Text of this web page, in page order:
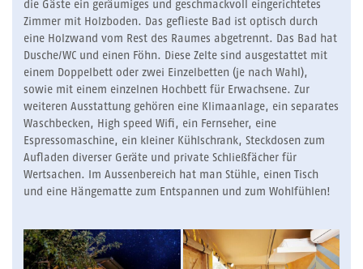
die Gäste ein geräumiges und geschmackvoll eingerichtetes
Zimmer mit Holzboden. Das geflieste Bad ist optisch durch
eine Holzwand vom Rest des Raumes abgetrennt. Das Bad hat
Dusche/WC und einen Föhn. Diese Zelte sind ausgestattet mit
einem Doppelbett oder zwei Einzelbetten (je nach Wahl),
sowie mit einem einzelnen Hochbett für Erwachsene. Zur
weiteren Ausstattung gehören eine Klimaanlage, ein separates
Waschbecken, High speed Wifi, ein Fernseher, eine
Espressomaschine, ein kleiner Kühlschrank, Steckdosen zum
Aufladen diverser Geräte und private Schließfächer für
Wertsachen. Im Aussenbereich hat man Stühle, einen Tisch
und eine Hängematte zum Entspannen und zum Wohlfühlen!